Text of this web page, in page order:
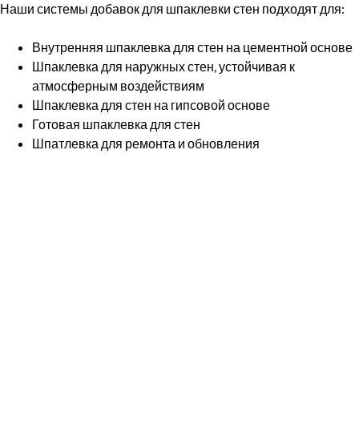
Наши системы добавок для шпаклевки стен подходят для:
Внутренняя шпаклевка для стен на цементной основе
Шпаклевка для наружных стен, устойчивая к
атмосферным воздействиям
Шпаклевка для стен на гипсовой основе
Готовая шпаклевка для стен
Шпатлевка для ремонта и обновления